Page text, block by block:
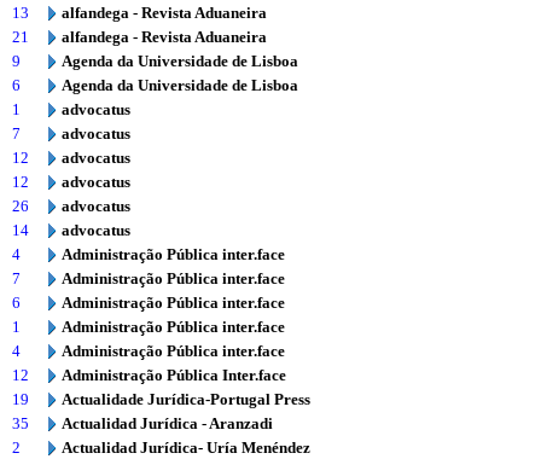
13
alfandega - Revista Aduaneira
21
alfandega - Revista Aduaneira
9
Agenda da Universidade de Lisboa
6
Agenda da Universidade de Lisboa
1
advocatus
7
advocatus
12
advocatus
12
advocatus
26
advocatus
14
advocatus
4
Administração Pública inter.face
7
Administração Pública inter.face
6
Administração Pública inter.face
1
Administração Pública inter.face
4
Administração Pública inter.face
12
Administração Pública Inter.face
19
Actualidade Jurídica-Portugal Press
35
Actualidad Jurídica - Aranzadi
2
Actualidad Jurídica- Uría Menéndez